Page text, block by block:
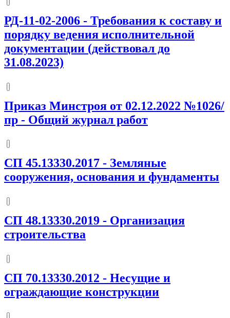
РД-11-02-2006 - Требования к составу и
порядку ведения исполнительной
документации (действовал до
31.08.2023)
Приказ Минстроя от 02.12.2022 №1026/
пр - Общий журнал работ
СП 45.13330.2017 - Земляные
сооружения, основания и фундаменты
СП 48.13330.2019 - Организация
строительства
СП 70.13330.2012 - Несущие и
ограждающие конструкции